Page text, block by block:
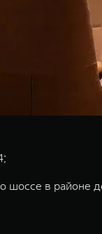
шоссе в районе